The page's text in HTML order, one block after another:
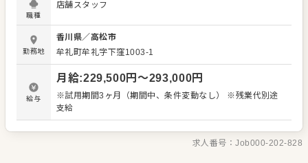
に関わる幅広いスキルを身につけられます。 よりよいお店
イク、レジ対応など接客全般 ・ドリンク作り、提供 ・予約
管理、電話対応 ・仕込みから盛り付けまでの調理業務 ・食
材の仕入れや在庫管理 ・アルバイトスタッフの教育 など
入社後はスキルに合わせた業務からお任せしますので、
徐々に仕事の幅を広げていきましょう。先輩スタッフがあ
なたの成長をサポートしますので、経験が浅い方も安心し
もめざせます。
職種
店舗スタッフ
勤務地
香川県／高松市
牟礼町牟礼字下窪1003-1
給与
月給:229,500円〜293,000円
※試用期間3ヶ月（期間中、条件変動なし） ※残業代別途
支給
求人番号：Job000-202-828